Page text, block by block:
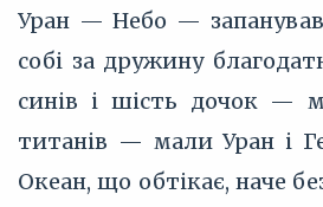
Уран — Небо — запанував
собі за дружину
синів і шість дочок —
титанів — мали Уран і
Океан, що обтікає, наче